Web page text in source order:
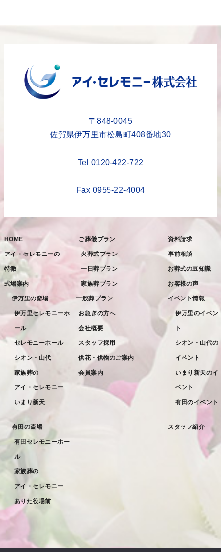
2023年11月
2023年8月
2023年6月
2022年11月
2022年10月
2022年9月
2022年8月
2022年7月
2022年6月
2022年5月
2022年4月
2022年1月
2021年11月
2021年10月
2021年9月
2021年8月
2021年7月
2021年5月
〒848-0045
佐賀県伊万里市松島町408番地30
Tel 0120-422-722
Fax 0955-22-4004
HOME
アイ・セレモニーの
特徴
式場案内
伊万里の斎場
伊万里セレモニーホ
ール
セレモニーホール
シオン・山代
家族葬の
アイ・セレモニー
いまり新天
有田の斎場
有田セレモニーホー
ル
家族葬の
アイ・セレモニー
ありた役場前
ご葬儀プラン
火葬式プラン
一日葬プラン
家族葬プラン
一般葬プラン
お急ぎの方へ
会社概要
スタッフ採用
供花・供物のご案内
会員案内
資料請求
事前相談
お葬式の豆知識
お客様の声
イベント情報
伊万里のイベン
ト
シオン・山代の
イベント
いまり新天のイ
ベント
有田のイベント
スタッフ紹介